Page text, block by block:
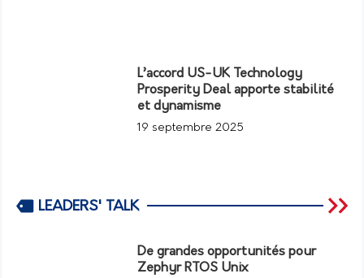
L’accord US-UK Technology
Prosperity Deal apporte stabilité
et dynamisme
19 septembre 2025
LEADERS' TALK
De grandes opportunités pour
Zephyr RTOS Unix